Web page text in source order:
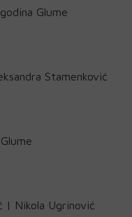
Glume
Stamenković
| Nikola Ugrinović